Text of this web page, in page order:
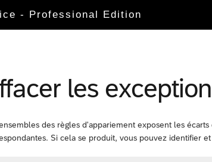
- Professional Edition
les
des règles d'appariement exposent les
Si cela se produit, vous pouvez identifier